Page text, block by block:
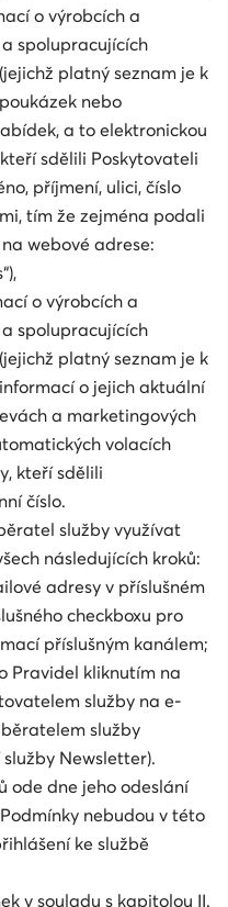
o výrobcích a
spolupracujících
platný seznam je k
nebo
a to elektronickou
sdělili Poskytovateli
příjmení, ulici, číslo
tím že zejména podali
webové adrese:
o výrobcích a
spolupracujících
platný seznam je k
o jejich aktuální
a marketingových
volacích
kteří sdělili
číslo.
služby využívat
následujících kroků:
adresy v příslušném
checkboxu pro
příslušným kanálem;
Pravidel kliknutím na
služby na e-
služby
Newsletter).
ode dne jeho odeslání
nebudou v této
ke službě
v souladu s kapitolou II.